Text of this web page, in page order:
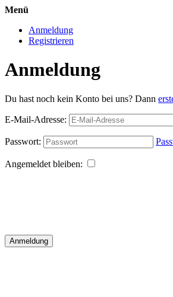
Menü
Anmeldung
Registrieren
Anmeldung
Du hast noch kein Konto bei uns? Dann
E-Mail-Adresse:
Passwort:
Angemeldet bleiben:
Anmeldung